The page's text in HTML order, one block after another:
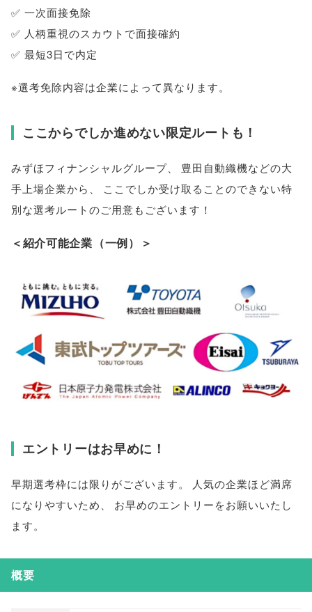
✅ 一次面接免除
✅ 人柄重視のスカウトで面接確約
✅ 最短3日で内定
※選考免除内容は企業によって異なります。
ここからでしか進めない限定ルートも！
みずほフィナンシャルグループ、
豊田自動織機などの大
手上場企業から
ここでしか受け取ることのできない特
別な選考ルートのご用意もございます！
＜紹介可能企業 （一例） ＞
エントリーはお早めに！
早期選考枠には限りがございます。
人気の企業ほど満席
になりやすいため
お早めのエントリーをお願いいたし
ます。
概要